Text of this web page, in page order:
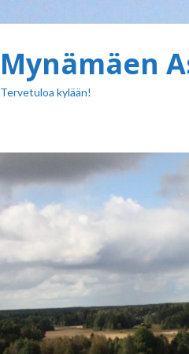
Mynämäen
Tervetuloa kylään!